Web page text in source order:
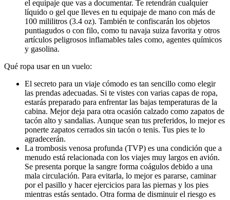
el equipaje que vas a documentar. Te retendrán cualquier
líquido o gel que lleves en tu equipaje de mano con más de
100 mililitros (3.4 oz). También te confiscarán los objetos
puntiagudos o con filo, como tu navaja suiza favorita y otros
artículos peligrosos inflamables tales como, agentes químicos
y gasolina.
Qué ropa usar en un vuelo:
El secreto para un viaje cómodo es tan sencillo como elegir
las prendas adecuadas. Si te vistes con varias capas de ropa,
estarás preparado para enfrentar las bajas temperaturas de la
cabina. Mejor deja para otra ocasión calzado como zapatos de
tacón alto y sandalias. Aunque sean tus preferidos, lo mejor es
ponerte zapatos cerrados sin tacón o tenis. Tus pies te lo
agradecerán.
La trombosis venosa profunda (TVP) es una condición que a
menudo está relacionada con los viajes muy largos en avión.
Se presenta porque la sangre forma coágulos debido a una
mala circulación. Para evitarla, lo mejor es pararse, caminar
por el pasillo y hacer ejercicios para las piernas y los pies
mientras estás sentado. Otra forma de disminuir el riesgo es